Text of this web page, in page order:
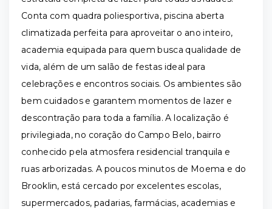
Conta com quadra poliesportiva, piscina aberta
climatizada perfeita para aproveitar o ano inteiro,
academia equipada para quem busca qualidade de
vida, além de um salão de festas ideal para
celebrações e encontros sociais. Os ambientes são
bem cuidados e garantem momentos de lazer e
descontração para toda a família. A localização é
privilegiada, no coração do Campo Belo, bairro
conhecido pela atmosfera residencial tranquila e
ruas arborizadas. A poucos minutos de Moema e do
Brooklin, está cercado por excelentes escolas,
supermercados, padarias, farmácias, academias e